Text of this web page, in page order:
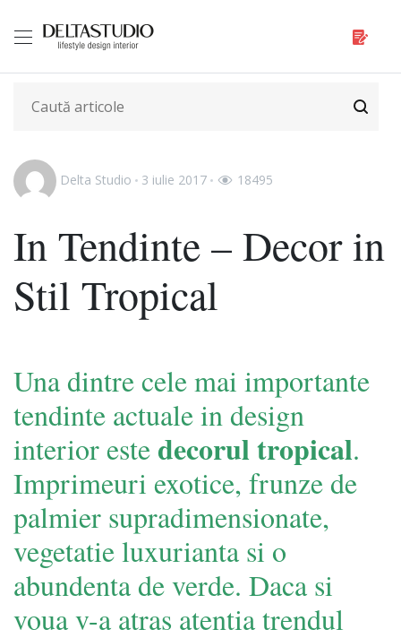
Delta Studio 3 iulie 2017 18495
In Tendinte – Decor in
Stil Tropical
Una dintre cele mai importante
tendinte actuale in design
interior estedecorul tropical.
Imprimeuri exotice, frunze de
palmier supradimensionate,
vegetatie luxurianta si o
abundenta de verde. Daca si
voua v-a atras atentia trendul